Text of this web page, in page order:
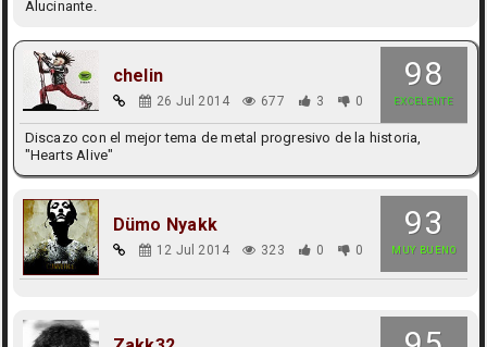
Alucinante.
98
EXCELENTE
chelin
26 Jul 2014 677 3 0
Discazo con el mejor tema de metal progresivo de la historia,
"Hearts Alive"
93
MUY BUENO
Dümo Nyakk
12 Jul 2014 323 0 0